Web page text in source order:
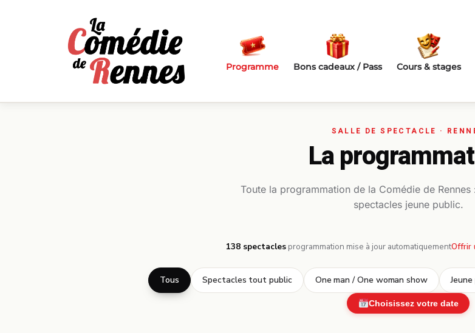
Passer au contenu principal
Programme Bons cadeaux / Pass Cours & stages
La
Toute la programmation de la Comédie de
spectacles jeune public.
138 spectacles· programmation mise à jour automatiquementOffrir
Tous Spectacles tout public One man / One woman show
Choisissez votre date